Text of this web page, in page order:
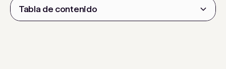
Tabla de contenido